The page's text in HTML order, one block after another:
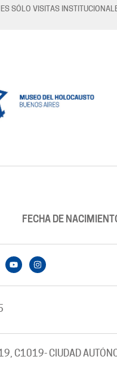
SÓLO VISITAS
FECHA DE
C1019- CIUDAD